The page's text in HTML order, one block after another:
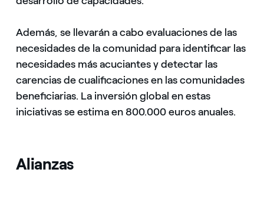
Además, se llevarán a cabo evaluaciones de las
necesidades de la comunidad para identificar las
necesidades más acuciantes y detectar las
carencias de cualificaciones en las comunidades
beneficiarias. La inversión global en estas
iniciativas se estima en 800.000 euros anuales.
Alianzas